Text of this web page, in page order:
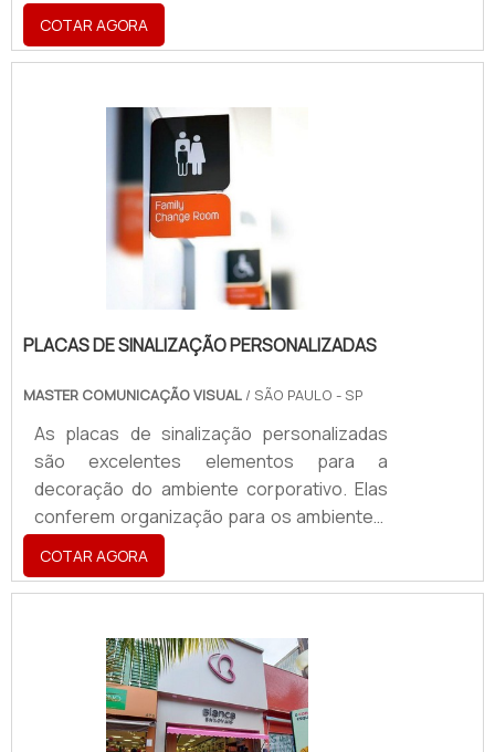
material publicitário ou propaganda
impressa. A propriedade luminosa fica
acoplada na parte inferior da placa, para
alternativa mais eficiente para empresas
que procuram divulgar uma marca ou seus
produtos. O painel luminoso pode ser
inserido em espaços públicos, como
avenidas, rodovias e ambientes d.
COTAR AGORA
PLACAS DE SINALIZAÇÃO PERSONALIZADAS
MASTER COMUNICAÇÃO VISUAL / SÃO PAULO - SP
As placas de sinalização personalizadas
são excelentes elementos para a
decoração do ambiente corporativo. Elas
conferem organização para os ambientes.
Para empresas de todos os portes, quando
bem sinalizadas, permitem o fluxo tranquilo
de pessoas, transmitindo informações do
salas e setores. Placas utilizadas em
diferentes ambientes Condomínios;
Empresas; Indústrias; Hospitais; Escolas;
Shoppings; Entre outros.As placas dão
COTAR AGORA